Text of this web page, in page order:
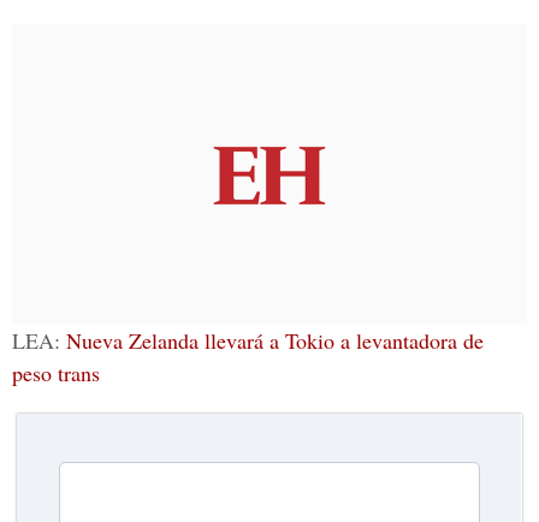
LEA: Nueva Zelanda llevará a Tokio a levantadora de
peso trans